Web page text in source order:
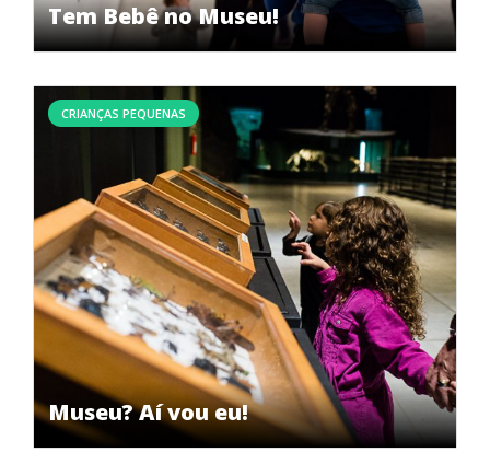
Tem Bebê no Museu!
Museu? Aí vou eu!
CRIANÇAS PEQUENAS